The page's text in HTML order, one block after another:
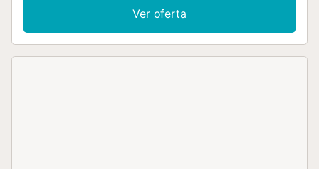
acondicionado y lavadora. Lo más destacado de este
alojamiento es su zona exterior privada con terraza.
También dispone de una zona exterior compartida, que
Ver oferta